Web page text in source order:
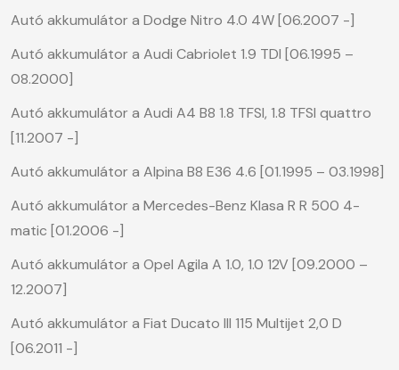
Autó akkumulátor a Dodge Nitro 4.0 4W [06.2007 -]
Autó akkumulátor a Audi Cabriolet 1.9 TDI [06.1995 –
08.2000]
Autó akkumulátor a Audi A4 B8 1.8 TFSI, 1.8 TFSI quattro
[11.2007 -]
Autó akkumulátor a Alpina B8 E36 4.6 [01.1995 – 03.1998]
Autó akkumulátor a Mercedes-Benz Klasa R R 500 4-
matic [01.2006 -]
Autó akkumulátor a Opel Agila A 1.0, 1.0 12V [09.2000 –
12.2007]
Autó akkumulátor a Fiat Ducato III 115 Multijet 2,0 D
[06.2011 -]